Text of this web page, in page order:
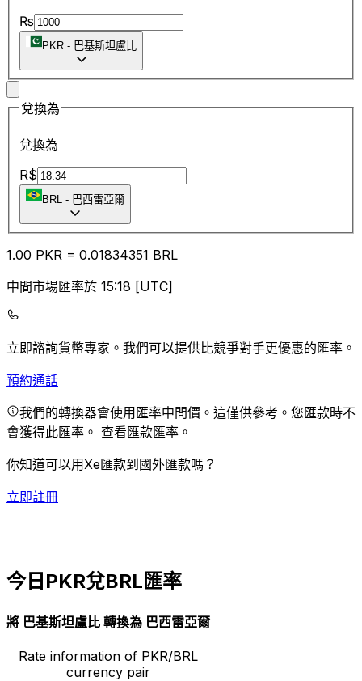
₨
PKR - 巴基斯坦盧比
兌換為
兌換為
R$
BRL - 巴西雷亞爾
1.00 PKR = 0.01834351 BRL
中間市場匯率於 15:18 [UTC]
立即諮詢貨幣專家。 我們可以提供比競爭對手更優惠的匯率。
預約通話
我們的轉換器會使用匯率中間價。這僅供參考。您匯款時不
會獲得此匯率。 查看匯款匯率。
你知道可以用Xe匯款到國外匯款嗎？
立即註冊
今日PKR兌BRL匯率
將 巴基斯坦盧比 轉換為 巴西雷亞爾
Rate information of PKR/BRL
currency pair